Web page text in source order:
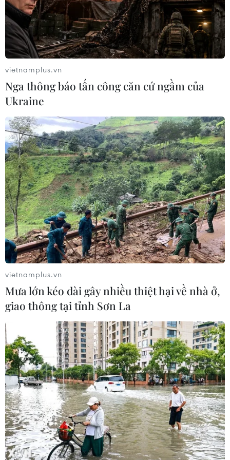
Cần Thơ xem xét đề xuất xây dựng Tổ
hợp Giáo dục-Đào tạo 636 tỷ đồng
Mưa lớn gây ngập lụt, chia cắt nhiều
khu vực ở Nghệ An
06/08/2026 13:06
Đắk Lắk truy quét, xử lý tình trạng
phá rừng, lấn chiếm đất rừng
06/08/2026 12:36
Sẽ thi công đồng loạt Dự án cao tốc
Vinh-Thanh Thủy trong tháng 9
06/08/2026 12:25
Chưa đầu tư mở rộng Quốc lộ 1 đoạn
Bạc Liêu-Cà Mau giai đoạn 2026-
2030
06/08/2026 12:24
Tuyên Quang khẩn trương khắc
phục sạt lở trên các tuyến giao thông
06/08/2026 11:54
vietnamplus.vn
Nga thông báo tấn công căn cứ ngầm của
Ukraine
vietnamplus.vn
Mưa lớn kéo dài gây nhiều thiệt hại về nhà ở,
giao thông tại tỉnh Sơn La